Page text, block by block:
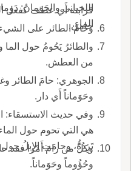
اللحياني والحَوَمانُ:
الماء.
قرابته أَي عطف كفعل
حامى.
وحامَ الطائر على
والطائرُ يَحُومُ حول الما
من العطش.
الجوهري: حامَ الطائر
وحَوَماناً أَي دار.
وفي حديث الاستسقاء:
هي التي تحوم حول
تَرِدُهُ، وحامَتِ الإِبلُ
وكلُّ من رامَ أَمْرا فقد
وحُؤُوماً وحَوَماناً.